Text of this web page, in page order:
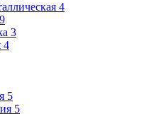
4
3
4
5
5